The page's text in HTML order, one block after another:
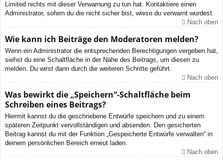
Limited nichts mit dieser Verwarnung zu tun hat. Kontaktiere einen
Administrator, sofern du die nicht sicher bist, wieso du verwarnt wurdest.
Nach oben
Wie kann ich Beiträge den Moderatoren melden?
Wenn ein Administrator die entsprechenden Berechtigungen vergeben hat,
siehst du eine Schaltfläche in der Nähe des Beitrags, um diesen zu
melden. Du wirst dann durch die weiteren Schritte geführt.
Nach oben
Was bewirkt die „Speichern“-Schaltfläche beim
Schreiben eines Beitrags?
Hiermit kannst du die geschriebene Entwürfe speichern und zu einem
späteren Zeitpunkt vervollständigen und absenden. Den gesicherten
Beitrag kannst du mit der Funktion „Gespeicherte Entwürfe verwalten“ in
deinem persönlichen Bereich erneut laden.
Nach oben